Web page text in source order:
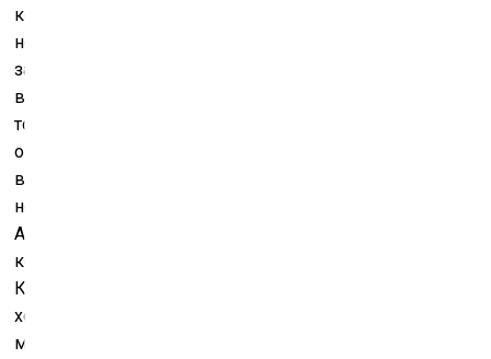
компьютерных пользователей и постоянно создавая
новые работы, Блохин и Кузнецов прежде других
заглянули за цифровой горизонт и ясно увидели
возможный финал. Появляется осознание конечности
того, что только что казалось бесконечным, малы
оказываются любые аппаратные и человеческие
возможности. Именно поэтому основным героем их
новых работ сделан «Ноль» – существующая в
Атлантике у экватора точка, к которой привязаны все
координаты картографического поиска в мире.
Кажется, художники стремятся примерить на себя
хорошо известный всем образ средневекового
монаха с иллюстрации, который, высунув голову в